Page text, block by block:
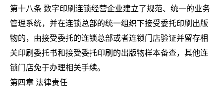
第十八条 数字印刷连锁经营企业建立了规范、统一的业务
管理系统，并在连锁总部的统一组织下接受委托印刷出版
物的，由接受委托的连锁总部或者连锁门店验证并留存相
关印刷委托书和接受委托印刷的出版物样本备查，其他连
锁门店免于办理相关手续。
第四章 法律责任